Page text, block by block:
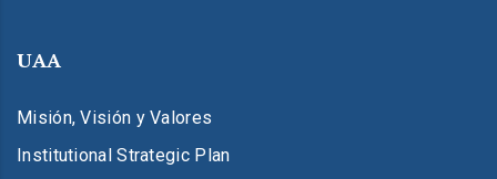
UAA
Misión, Visión y Valores
Institutional Strategic Plan